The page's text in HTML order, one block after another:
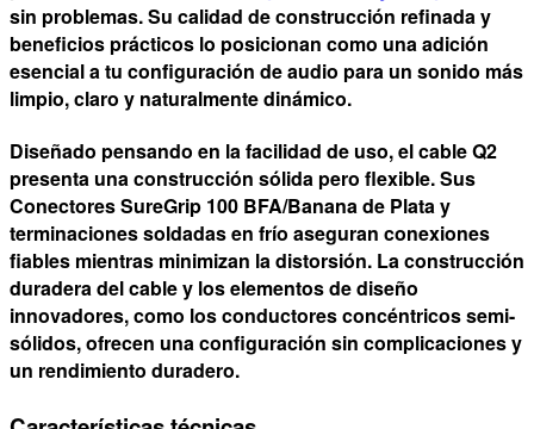
sin problemas. Su calidad de construcción refinaday
beneficios prácticos lo posicionan como una adición
esencial a tu configuración de audio para un sonido más
limpio, claro y naturalmente dinámico.
Diseñado pensando en lafacilidad de uso, el cable Q2
presenta una construcción sólida pero flexible. Sus
Conectores SureGrip 100 BFA/Banana de Plata y
terminacionessoldadas en frío aseguran conexiones
fiables mientras minimizan la distorsión. La construcción
duradera del cable y los elementos de diseño
innovadores, como los conductores concéntricos semi-
sólidos, ofrecen una configuración sin complicaciones y
un rendimiento duradero.